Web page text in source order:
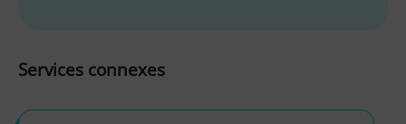
Services connexes